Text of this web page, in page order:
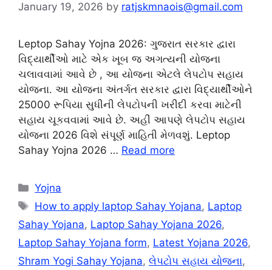
January 19, 2026 by ratjskmnaois@gmail.com
Leptop Sahay Yojna 2026: ગુજરાત સરકાર દ્વારા
વિદ્યાર્થીઓ માટે એક ખૂબ જ અગત્યની યોજના
ચલાવવામાં આવે છે , આ યોજના એટલે લેપટોપ સહાય
યોજના. આ યોજના અંતર્ગત સરકાર દ્વારા વિદ્યાર્થીઓને
25000 રૂપિયા સુધીની લેપટોપની ખરીદી કરવા માટેની
સહાય ચૂકવવામાં આવે છે. અહીં આપણે લેપટોપ સહાય
યોજના 2026 વિશે સંપૂર્ણ માહિતી મેળવશું. Leptop
Sahay Yojna 2026 … Read more
Categories
Yojna
Tags
How to apply laptop Sahay Yojana, Laptop
Sahay Yojana, Laptop Sahay Yojana 2026,
Laptop Sahay Yojana form, Latest Yojana 2026,
Shram Yogi Sahay Yojana, લેપટોપ સહાય યોજના,